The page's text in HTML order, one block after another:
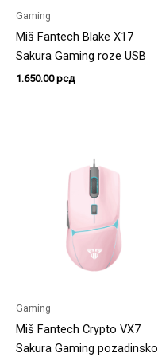
Gaming
Miš Fantech Blake X17
Sakura Gaming roze USB
1.650.00рсд
Gaming
Miš Fantech Crypto VX7
Sakura Gaming pozadinsko